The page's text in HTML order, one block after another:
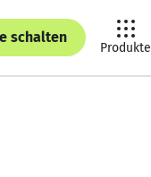
schalten
Produkte